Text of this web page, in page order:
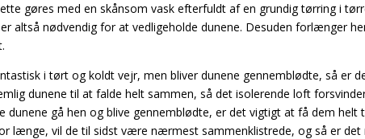
gøres med en skånsom vask efterfuldt af en grundig tørring i
altså nødvendig for at vedligeholde dunene. Desuden forlænger
i tørt og koldt vejr, men bliver dunene gennemblødte, så er
dunene til at falde helt sammen, så det isolerende loft
dunene gå hen og blive gennemblødte, er det vigtigt at få dem helt
længe, vil de til sidst være nærmest sammenklistrede, og så er